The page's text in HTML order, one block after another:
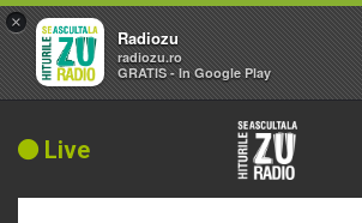
Live
×
Radiozu
radiozu.ro
GRATIS - In Google Play